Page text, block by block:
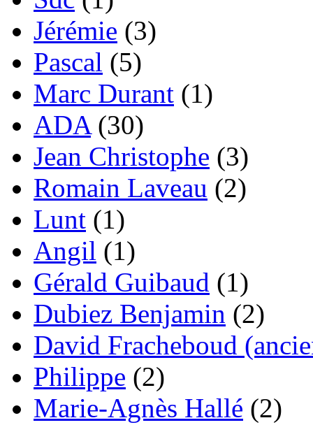
Jérémie (3)
Pascal (5)
Marc Durant (1)
ADA(30)
Jean Christophe (3)
Romain Laveau (2)
Lunt (1)
Angil (1)
Gérald Guibaud (1)
Dubiez Benjamin (2)
David Fracheboud
Philippe (2)
Marie-Agnès Hallé (2)